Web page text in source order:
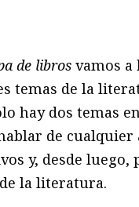
de libros vamos a
temas de la
hay dos temas
de cualquier
y, desde luego,
la literatura.